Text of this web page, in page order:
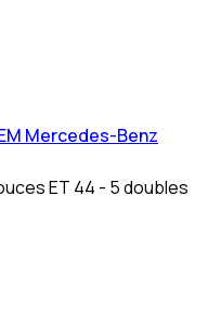
Mercedes-Benz
ET 44 - 5 doubles